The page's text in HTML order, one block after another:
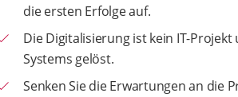
die ersten Erfolge auf.
Die Digitalisierung ist kein IT-
Systems gelöst.
Senken Sie die Erwartungen an die